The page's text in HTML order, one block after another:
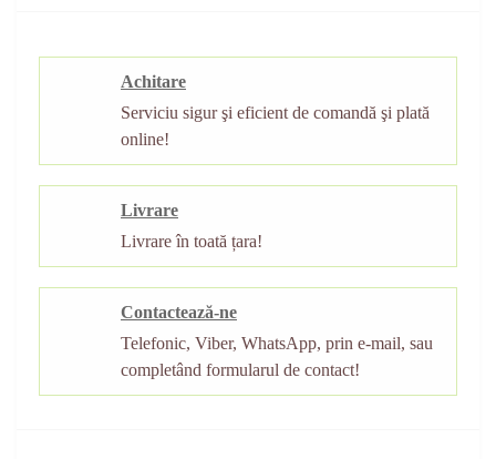
Achitare
Serviciu sigur şi eficient de comandă şi plată
online!
Livrare
Livrare în toată țara!
Contactează-ne
Telefonic, Viber, WhatsApp, prin e-mail, sau
completând formularul de contact!